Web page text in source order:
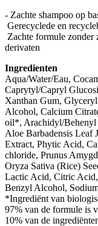
- Zachte shampoo op
Gerecyclede en
Zachte formule zonder
derivaten
Ingredienten
Aqua/Water/Eau,
Caprytyl/Capryl
Xanthan Gum,
Alcohol, Calcium
oil*, Arachidyl/Behenyl
Aloe Barbadensis Leaf
Extract, Phytic Acid,
chloride, Prunus
Oryza Sativa (Rice)
Lactic Acid, Citric
Benzyl Alcohol,
*Ingrediënt van
97% van de formule is
10% van de